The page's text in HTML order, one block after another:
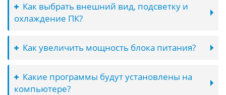
Как выбрать внешний вид, подсветку и
охлаждение ПК?
Как увеличить мощность блока питания?
Какие программы будут установлены на
компьютере?